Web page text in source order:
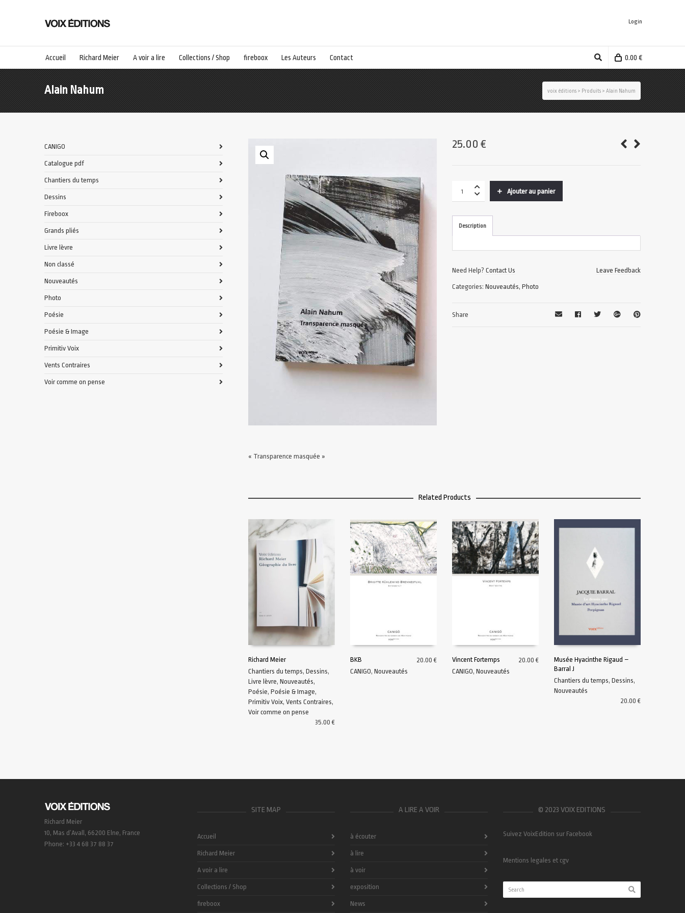
Login
Accueil Richard Meier A voir a lire Collections / Shop fireboox Les Auteurs Contact 0.00 €
Alain Nahum voix éditions > Produits > Alain Nahum
25.00€
Ajouter au panier
Description
Need Help?Contact Us Leave Feedback
Categories:Nouveautés,Photo
Share
« Transparence masquée »
Related Products
AJOUTER AU PANIER
Richard Meier
Chantiers du temps, Dessins,
Livre lèvre, Nouveautés,
Poésie, Poésie & Image,
Primitiv Voix, Vents Contraires,
Voir comme on pense
35.00€
AJOUTER AU PANIER
BKB
CANIGO, Nouveautés
20.00€
AJOUTER AU PANIER
Vincent Fortemps
CANIGO, Nouveautés
20.00€
Musée Hyacinthe Rigaud –
Barral J
Chantiers du temps, Dessins,
Nouveautés
20.00€
CANIGO
Catalogue pdf
Chantiers du temps
Dessins
Fireboox
Grands pliés
Livre lèvre
Non classé
Nouveautés
Photo
Poésie
Poésie & Image
Primitiv Voix
Vents Contraires
Voir comme on pense
Richard Meier
10, Mas d’Avall, 66200 Elne, France
Phone: +33 4 68 37 88 37
SITE MAP
Accueil
Richard Meier
A voir a lire
Collections / Shop
fireboox
A LIRE A VOIR
à écouter
à lire
à voir
exposition
News
© 2023 VOIX EDITIONS
Suivez VoixEdition sur Facebook
Mentions legales et cgv